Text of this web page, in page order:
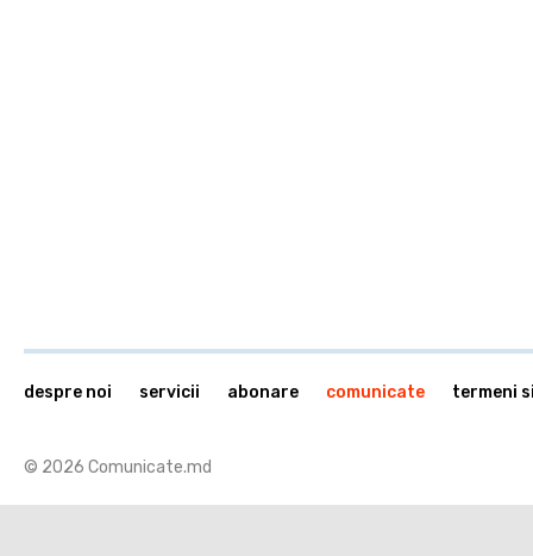
© 2026 Comunicate.md
despre noi servicii abonare comunicate termeni